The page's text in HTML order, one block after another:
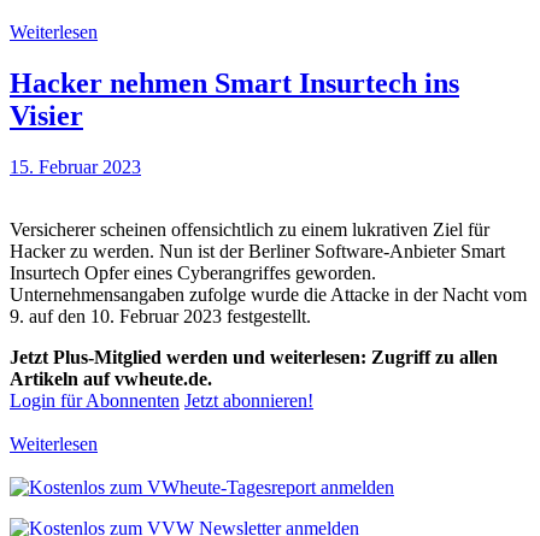
Weiterlesen
Hacker nehmen Smart Insurtech ins
Visier
15. Februar 2023
Versicherer scheinen offensichtlich zu einem lukrativen Ziel für
Hacker zu werden. Nun ist der Berliner Software-Anbieter Smart
Insurtech Opfer eines Cyberangriffes geworden.
Unternehmensangaben zufolge wurde die Attacke in der Nacht vom
9. auf den 10. Februar 2023 festgestellt.
Jetzt Plus-Mitglied werden und weiterlesen: Zugriff zu allen
Artikeln auf vwheute.de.
Login für Abonnenten Jetzt abonnieren!
Weiterlesen